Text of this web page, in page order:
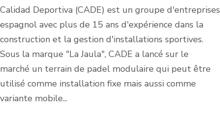
Calidad Deportiva (CADE) est un groupe d'entreprises
espagnol avec plus de 15 ans d'expérience dans la
construction et la gestion d'installations sportives.
Sous la marque "La Jaula", CADE a lancé sur le
marché un terrain de padel modulaire qui peut être
utilisé comme installation fixe mais aussi comme
variante mobile...